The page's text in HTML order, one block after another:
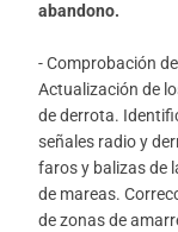
abandono.
- Comprobación
Actualización de
de derrota.
señales radio y
faros y balizas de
de mareas.
de zonas de